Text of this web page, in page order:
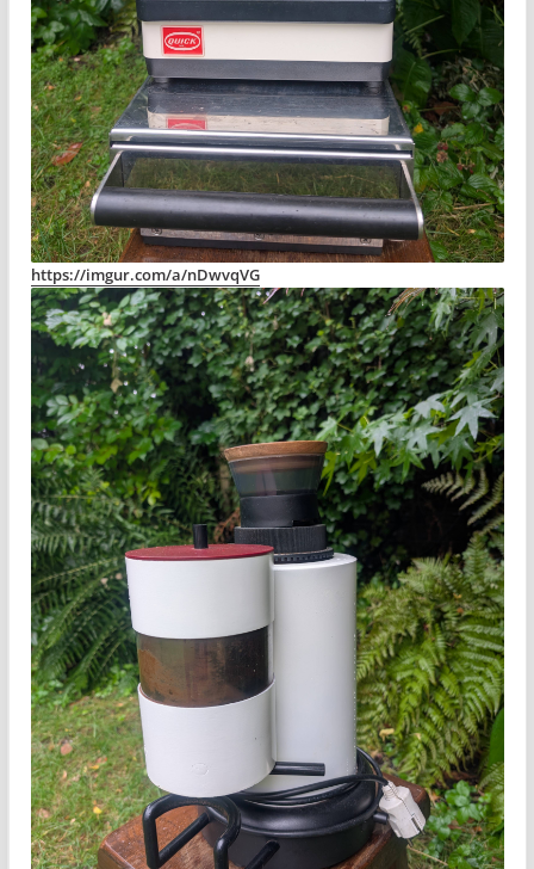
https://imgur.com/a/nDwvqVG